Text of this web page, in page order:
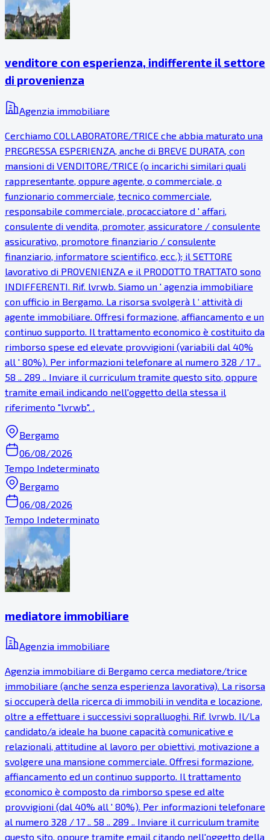
venditore con esperienza, indifferente il settore
di provenienza
Agenzia immobiliare
Cerchiamo COLLABORATORE/TRICE che abbia maturato una
PREGRESSA ESPERIENZA, anche di BREVE DURATA, con
mansioni di VENDITORE/TRICE (o incarichi similari quali
rappresentante, oppure agente, o commerciale, o
funzionario commerciale, tecnico commerciale,
responsabile commerciale, procacciatore d ' affari,
consulente di vendita, promoter, assicuratore / consulente
assicurativo, promotore finanziario / consulente
finanziario, informatore scientifico, ecc.); il SETTORE
lavorativo di PROVENIENZA e il PRODOTTO TRATTATO sono
INDIFFERENTI. Rif. lvrwb. Siamo un ' agenzia immobiliare
con ufficio in Bergamo. La risorsa svolgerà l ‘ attività di
agente immobiliare. Offresi formazione, affiancamento e un
continuo supporto. Il trattamento economico è costituito da
rimborso spese ed elevate provvigioni (variabili dal 40%
all ' 80%). Per informazioni telefonare al numero 328 / 17 ..
58 .. 289 .. Inviare il curriculum tramite questo sito, oppure
tramite email indicando nell'oggetto della stessa il
riferimento "lvrwb". .
Bergamo
06/08/2026
Tempo Indeterminato
Bergamo
06/08/2026
Tempo Indeterminato
mediatore immobiliare
Agenzia immobiliare
Agenzia immobiliare di Bergamo cerca mediatore/trice
immobiliare (anche senza esperienza lavorativa). La risorsa
si occuperà della ricerca di immobili in vendita e locazione,
oltre a effettuare i successivi sopralluoghi. Rif. lvrwb. Il/La
candidato/a ideale ha buone capacità comunicative e
relazionali, attitudine al lavoro per obiettivi, motivazione a
svolgere una mansione commerciale. Offresi formazione,
affiancamento ed un continuo supporto. Il trattamento
economico è composto da rimborso spese ed alte
provvigioni (dal 40% all ' 80%). Per informazioni telefonare
al numero 328 / 17 .. 58 .. 289 .. Inviare il curriculum tramite
questo sito, oppure tramite email citando nell'oggetto della